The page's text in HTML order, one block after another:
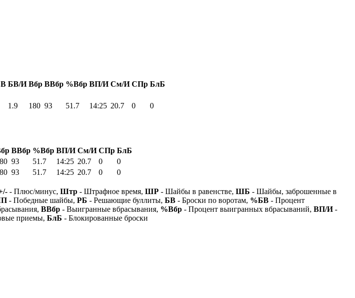
БВ/И Вбр ВВбр %Вбр ВП/И См/И СПр БлБ
1.9 180 93 51.7 14:25 20.7 0 0
ВВбр %Вбр ВП/И См/И СПр БлБ
93 51.7 14:25 20.7 0
0
93 51.7 14:25 20.7 0
0
- Плюс/минус, Штр - Штрафное время, ШР - Шайбы в равенстве, ШБ - Шайбы, заброшенные в
- Победные шайбы, РБ - Решающие буллиты, БВ - Броски по воротам, %БВ - Процент
ВВбр - Выигранные вбрасывания, %Вбр - Процент выигранных вбрасываний, ВП/И-
приемы, БлБ - Блокированные броски